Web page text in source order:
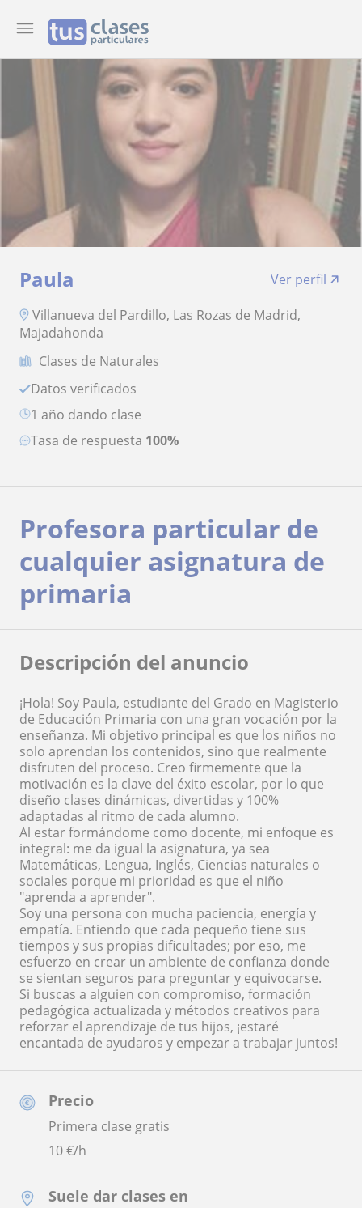
Paula
Ver perfil
Villanueva del Pardillo, Las Rozas de Madrid,
Majadahonda
Clases de Naturales
Datos verificados
1 año dando clase
Tasa de respuesta 100%
Precio
Primera clase gratis
10€/h
Suele dar clases en
Profesora particular de
cualquier asignatura de
primaria
Descripción del anuncio
¡Hola! Soy Paula, estudiante del Grado en Magisterio
de Educación Primaria con una gran vocación por la
enseñanza. Mi objetivo principal es que los niños no
solo aprendan los contenidos, sino que realmente
disfruten del proceso. Creo firmemente que la
motivación es la clave del éxito escolar, por lo que
diseño clases dinámicas, divertidas y 100%
adaptadas al ritmo de cada alumno.
Al estar formándome como docente, mi enfoque es
integral: me da igual la asignatura, ya sea
Matemáticas, Lengua, Inglés, Ciencias naturales o
sociales porque mi prioridad es que el niño
"aprenda a aprender".
Soy una persona con mucha paciencia, energía y
empatía. Entiendo que cada pequeño tiene sus
tiempos y sus propias dificultades; por eso, me
esfuerzo en crear un ambiente de confianza donde
se sientan seguros para preguntar y equivocarse.
Si buscas a alguien con compromiso, formación
pedagógica actualizada y métodos creativos para
reforzar el aprendizaje de tus hijos, ¡estaré
encantada de ayudaros y empezar a trabajar juntos!